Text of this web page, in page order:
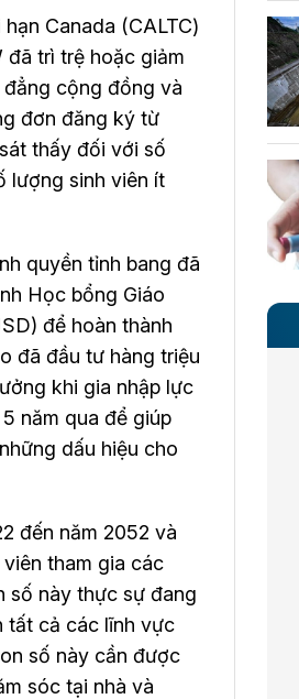
Canada (CALTC)
đã trì trệ hoặc giảm
cộng đồng và
đơn đăng ký từ
thấy đối với số
lượng sinh viên ít
quyền tỉnh bang đã
Học bổng Giáo
để hoàn thành
đã đầu tư hàng triệu
khi gia nhập lực
năm qua để giúp
dấu hiệu cho
đến năm 2052 và
tham gia các
số này thực sự đang
tất cả các lĩnh vực
số này cần được
sóc tại nhà và